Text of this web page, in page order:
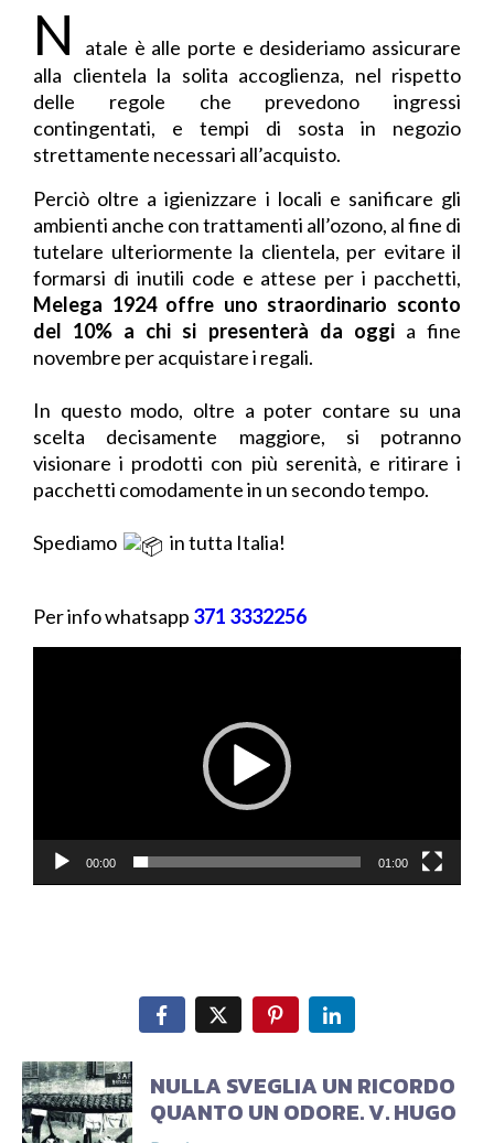
N
atale è alle porte e desideriamo assicurare
alla clientela la solita accoglienza, nel rispetto
delle regole che prevedono ingressi
contingentati, e tempi di sosta in negozio
strettamente necessari all’acquisto.
Perciò oltre a igienizzare i locali e sanificare gli
ambienti anche con trattamenti all’ozono, al fine di
tutelare ulteriormente la clientela, per evitare il
formarsi di inutili code e attese per i pacchetti,
Melega 1924 offre uno straordinario sconto
del 10% a chi si presenterà da oggia fine
novembre per acquistare i regali.
In questo modo, oltre a poter contare su una
scelta decisamente maggiore, si potranno
visionare i prodotti con più serenità, e ritirare i
pacchetti comodamente in un secondo tempo.
Spediamo in tutta Italia!
Per info whatsapp 371 3332256
00:00 01:00
NULLA SVEGLIA UN RICORDO
QUANTO UN ODORE. V. HUGO